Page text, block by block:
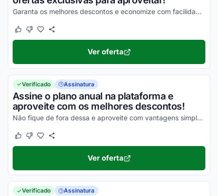
Garanta os melhores descontos e economize com facilidade nas suas compras!
Este cupom funcionou
Este cupom não funcionou
Ver oferta
Verificado Assinatura
Assine o plano anual na plataforma e
aproveite com os melhores descontos!
Não fique de fora dessa e aproveite com vantagens simplesmente incríveis agora mesmo!
Este cupom funcionou
Este cupom não funcionou
Ver oferta
Verificado Assinatura